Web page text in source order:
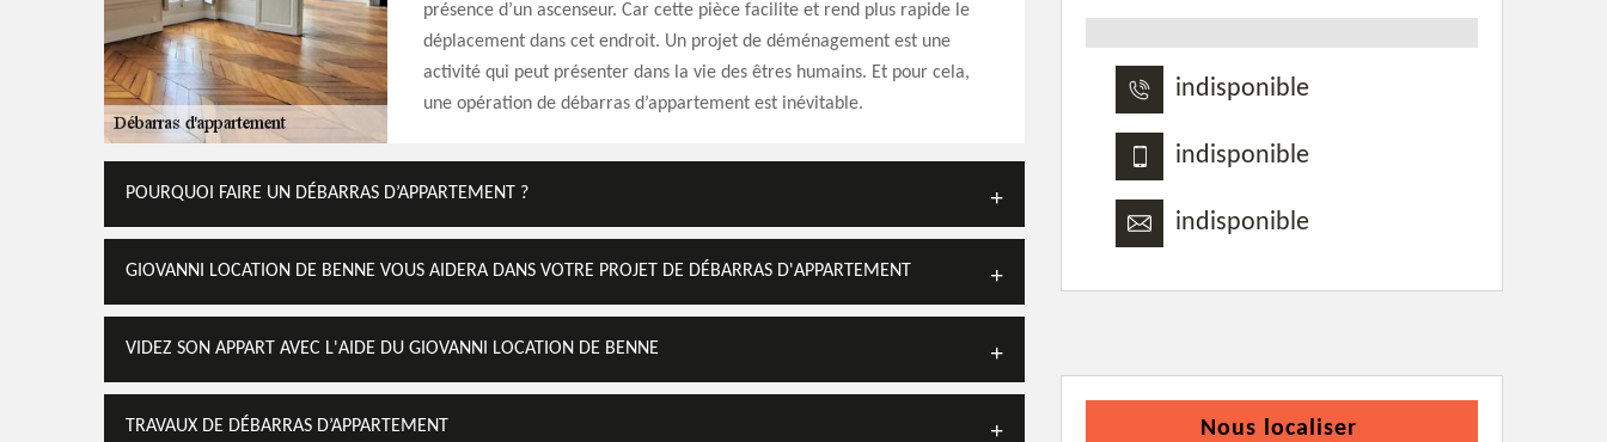
présence d’un ascenseur. Car cette pièce facilite et rend plus rapide le
déplacement dans cet endroit. Un projet de déménagement est une
activité qui peut présenter dans la vie des êtres humains. Et pour cela,
une opération de débarras d’appartement est inévitable.
POURQUOI FAIRE UN DÉBARRAS D’APPARTEMENT ?
GIOVANNI LOCATION DE BENNE VOUS AIDERA DANS VOTRE PROJET DE DÉBARRAS D'APPARTEMENT
VIDEZ SON APPART AVEC L'AIDE DU GIOVANNI LOCATION DE BENNE
TRAVAUX DE DÉBARRAS D’APPARTEMENT
indisponible
indisponible
indisponible
Nous localiser